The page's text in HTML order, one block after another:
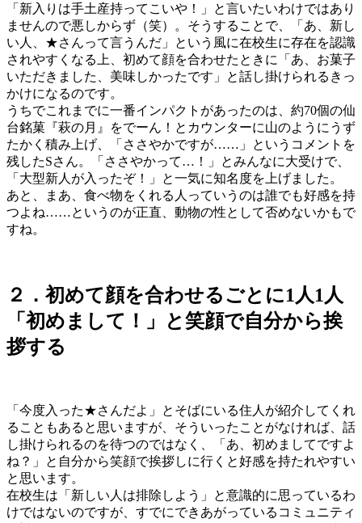
「新入りは手土産持ってこいや！」と言いたいわけではあり
ませんので悪しからず（笑）。そうすることで、「あ、新し
い人、★さんって言うんだ」という風に在校生に存在を認識
されやすくなる上、初めて顔を合わせたときに「あ、お菓子
いただきました、美味しかったです」と話し掛けられるきっ
かけになるのです。
うちでこれまでに一番インパクトがあったのは、約70個の仙
台銘菓『萩の月』をでーん！とカウンターに山のようにうず
たかく積み上げ、「ささやかですが……」というコメントを
残したSさん。「ささやかって…！」とみんなに大受けで、
「大型新人が入ったぞ！」と一気に知名度を上げました。
あと、まあ、食べ物をくれる人っていうのは誰でも好感を持
つよね……というのが正直、動物の性として否めないかもで
すね。
２．初めて顔を合わせるごとに1人1人
「初めまして！」と笑顔で自分から挨
拶する
「今度入った★さんだよ」とそばにいる住人が紹介してくれ
ることもあると思いますが、そういったことがなければ、話
し掛けられるのを待つのではなく、「あ、初めましてですよ
ね？」と自分から笑顔で挨拶しに行くと好感を持たれやすい
と思います。
在校生は「新しい人は排除しよう」と意識的に思っているわ
けではないのですが、すでにできあがっているコミュニティ